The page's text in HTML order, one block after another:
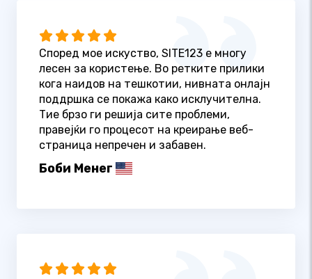
Според мое искуство, SITE123 е многу
лесен за користење. Во ретките прилики
кога наидов на тешкотии, нивната онлајн
поддршка се покажа како исклучителна.
Тие брзо ги решија сите проблеми,
правејќи го процесот на креирање веб-
страница непречен и забавен.
Боби Менег